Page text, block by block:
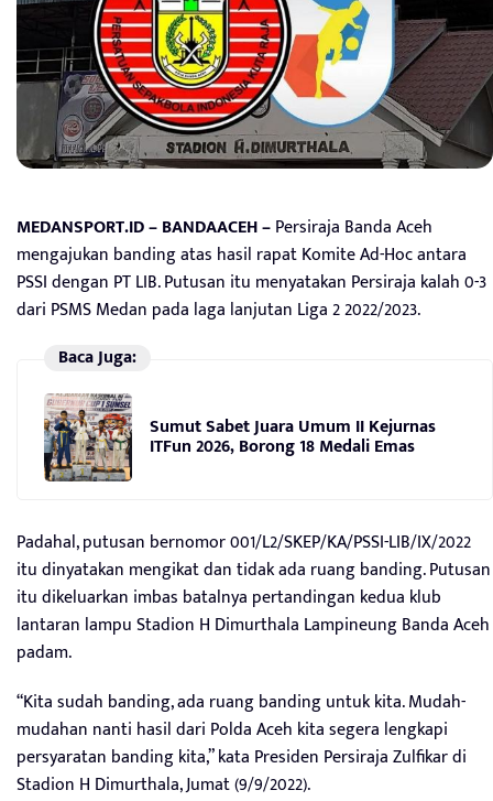
MEDANSPORT.ID – BANDAACEH –Persiraja Banda Aceh
mengajukan banding atas hasil rapat Komite Ad-Hoc antara
PSSI dengan PT LIB. Putusan itu menyatakan Persiraja kalah 0-3
dari PSMS Medan pada laga lanjutan Liga 2 2022/2023.
Baca Juga:
Sumut Sabet Juara Umum II Kejurnas
ITFun 2026, Borong 18 Medali Emas
Padahal, putusan bernomor 001/L2/SKEP/KA/PSSI-LIB/IX/2022
itu dinyatakan mengikat dan tidak ada ruang banding. Putusan
itu dikeluarkan imbas batalnya pertandingan kedua klub
lantaran lampu Stadion H Dimurthala Lampineung Banda Aceh
padam.
“Kita sudah banding, ada ruang banding untuk kita. Mudah-
mudahan nanti hasil dari Polda Aceh kita segera lengkapi
persyaratan banding kita,” kata Presiden Persiraja Zulfikar di
Stadion H Dimurthala, Jumat (9/9/2022).